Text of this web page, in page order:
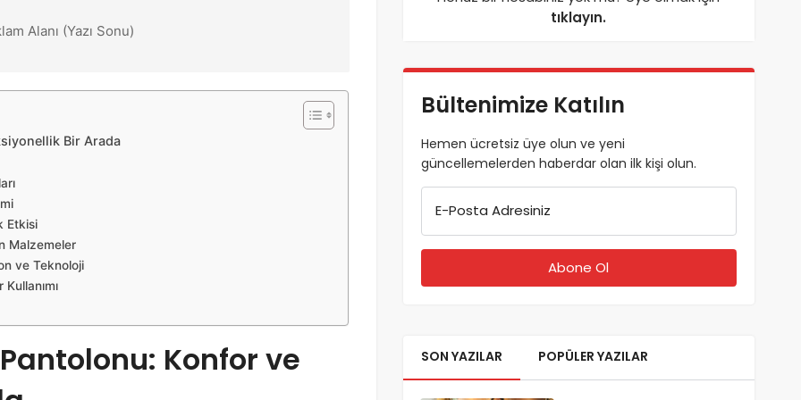
Alanı (Yazı Sonu)
Bir Arada
Etkisi
Malzemeler
ve Teknoloji
Konfor ve
tıklayın.
Bültenimize Katılın
Hemen ücretsiz üye olun ve yeni
güncellemelerden haberdar olan ilk kişi olun.
E-Posta Adresiniz
SON YAZILAR POPÜLER YAZILAR